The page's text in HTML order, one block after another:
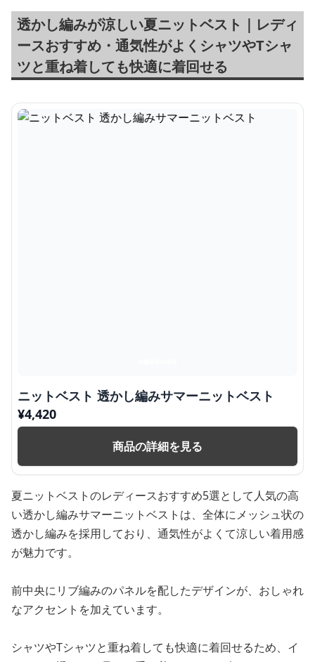
透かし編みが涼しい夏ニットベスト｜レディ
ースおすすめ・通気性がよくシャツやTシャ
ツと重ね着しても快適に着回せる
ニットベスト 透かし編みサマーニットベスト
¥4,420
商品の詳細を見る
夏ニットベストのレディースおすすめ5選として人気の高
い透かし編みサマーニットベストは、全体にメッシュ状の
透かし編みを採用しており、通気性がよくて涼しい着用感
が魅力です。
前中央にリブ編みのパネルを配したデザインが、おしゃれ
なアクセントを加えています。
シャツやTシャツと重ね着しても快適に着回せるため、イ